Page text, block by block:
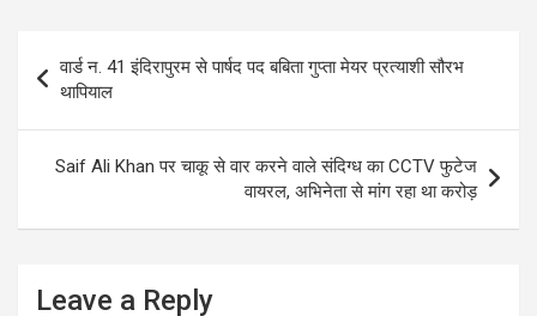
navigation
वार्ड न. 41 इंदिरापुरम से पार्षद पद बबिता गुप्ता मेयर प्रत्याशी सौरभ
थापियाल
Saif Ali Khan पर चाकू से वार करने वाले संदिग्ध का CCTV फुटेज
वायरल, अभिनेता से मांग रहा था करोड़
Leave a Reply